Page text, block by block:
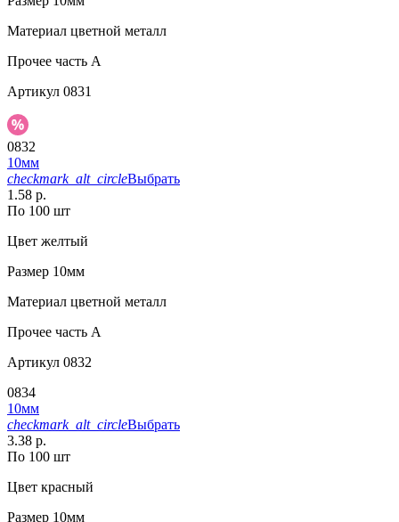
Материал цветной металл
Прочее часть A
Артикул 0831
0832
10мм
checkmark_alt_circleВыбрать
1.58 р.
По 100 шт
Цвет желтый
Размер 10мм
Материал цветной металл
Прочее часть A
Артикул 0832
0834
10мм
checkmark_alt_circleВыбрать
3.38 р.
По 100 шт
Цвет красный
Размер 10мм